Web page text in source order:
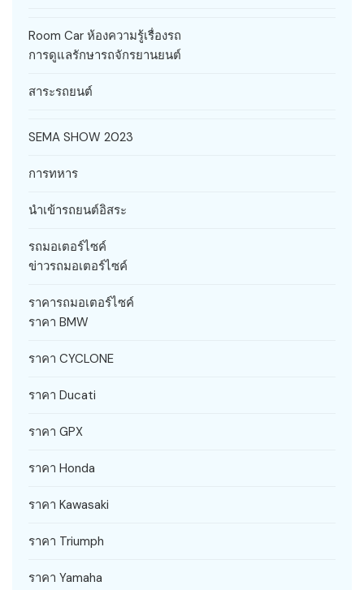
Room Car ห้องความรู้เรื่องรถ
การดูแลรักษารถจักรยานยนต์
สาระรถยนต์
SEMA SHOW 2023
การทหาร
นำเข้ารถยนต์อิสระ
รถมอเตอร์ไซค์
ข่าวรถมอเตอร์ไซค์
ราคารถมอเตอร์ไซค์
ราคา BMW
ราคา CYCLONE
ราคา Ducati
ราคา GPX
ราคา Honda
ราคา Kawasaki
ราคา Triumph
ราคา Yamaha